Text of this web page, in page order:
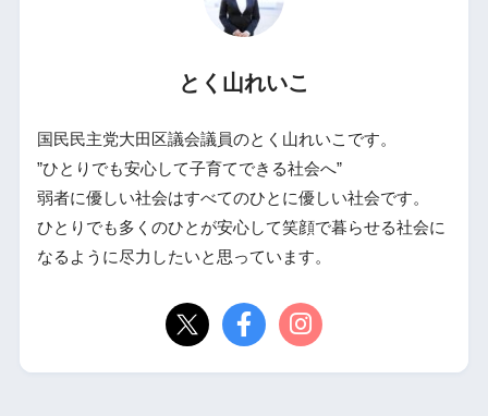
とく山れいこ
国民民主党大田区議会議員のとく山れいこです。
”ひとりでも安心して子育てできる社会へ”
弱者に優しい社会はすべてのひとに優しい社会です。
ひとりでも多くのひとが安心して笑顔で暮らせる社会に
なるように尽力したいと思っています。